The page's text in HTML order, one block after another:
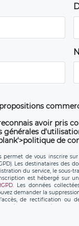
avoir pris
de
permet de vous inscrire
Les destinataires des
du service, le sous-
est hébergé sur
. Les données
demander la
de rectification
de vos données.
au siège social de
de traitement est